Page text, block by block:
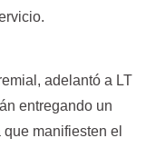
adelantó a LT
entregando un
manifiesten el